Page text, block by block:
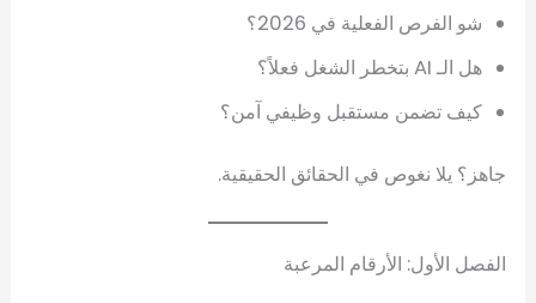
شو الفرص الفعلية في 2026؟
هل الـ AI بتخطر الشغل فعلاً؟
كيف تضمن مستقبل وظيفي آمن؟
جاهز؟ يلا نغوص في الحقائق الحقيقية.
الفصل الأول: الأرقام المرعبة